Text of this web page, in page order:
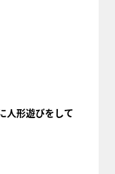
人形遊びをして